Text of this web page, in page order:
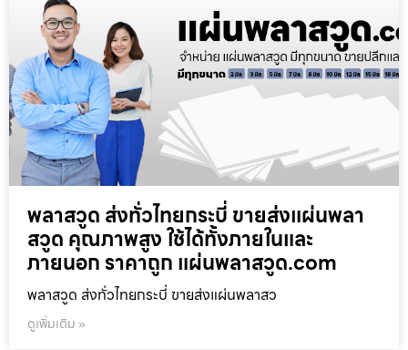
พลาสวูด ส่งทั่วไทยกระบี่ ขายส่งแผ่นพลา
สวูด คุณภาพสูง ใช้ได้ทั้งภายในและ
ภายนอก ราคาถูก แผ่นพลาสวูด.com
พลาสวูด ส่งทั่วไทยกระบี่ ขายส่งแผ่นพลาสว
ดูเพิ่มเติม »